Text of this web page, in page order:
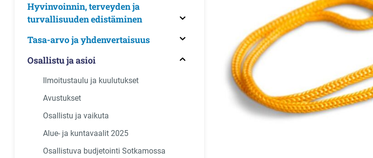
Hyvinvoinnin, terveyden ja
turvallisuuden edistäminen
Tasa-arvo ja yhdenvertaisuus
Osallistu ja asioi
Ilmoitustaulu ja kuulutukset
Avustukset
Osallistu ja vaikuta
Alue- ja kuntavaalit 2025
Osallistuva budjetointi Sotkamossa